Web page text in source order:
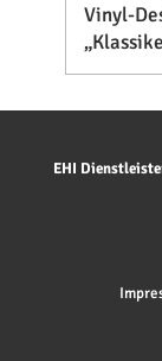
Vinyl-
EHI